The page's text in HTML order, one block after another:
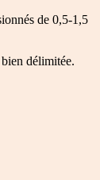
de 0,5-1,5
délimitée.